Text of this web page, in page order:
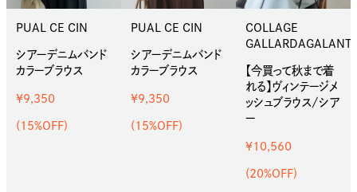
PUAL CE CIN
シアーデニムバンド
カラーブラウス
¥9,350
(15%OFF)
PUAL CE CIN
シアーデニムバンド
カラーブラウス
¥9,350
(15%OFF)
COLLAGE
【今買って秋まで着
れる】ヴィンテージメ
ッシュブラウス/シア
ー
¥10,560
(20%OFF)